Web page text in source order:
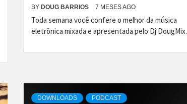
BY DOUG BARRIOS 7 MESES AGO
Toda semana você confere o melhor da música
eletrônica mixada e apresentada pelo Dj DougMix.
DOWNLOADS PODCAST